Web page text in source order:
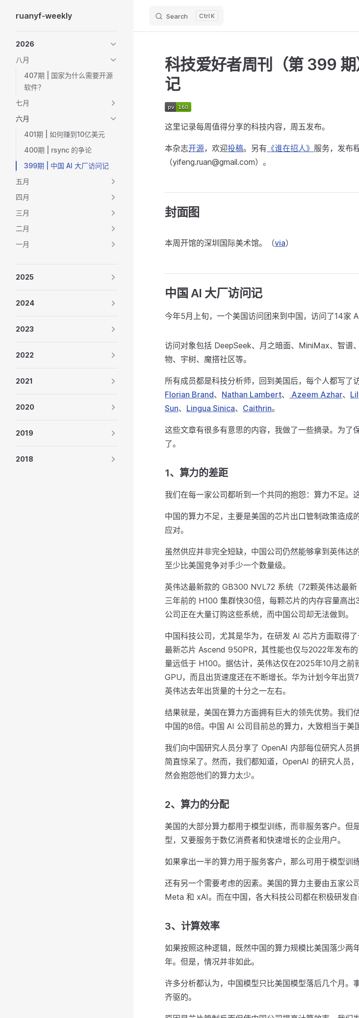
Skip to content
ruanyf-weekly Search K
2026
八月
407期 | 国家为什么需要开源
软件？
七月
六月
401期 | 如何赚到10亿美元
400期 | rsync 的争论
399期 | 中国 AI 大厂访问记
五月
四月
三月
二月
一月
2025
2024
2023
2022
2021
2020
2019
2018
科技爱好者周刊（第 399
记
这里记录每周值得分享的科技内容，周五发布。
本杂志开源，欢迎投稿。另有 《谁在招人》 服务，发布
（yifeng.ruan@gmail.com）。
封面图
本周开馆的深圳国际美术馆。（via）
中国 AI 大厂访问记
今年5月上旬，一个美国访问团来到中国，访问了14家
访问对象包括 DeepSeek、月之暗面、MiniMax、智谱
物、宇树、魔搭社区等。
所有成员都是科技分析师，回到美国后，每个人都写了
Florian Brand、 Nathan Lambert、 Azeem Azhar、
Sun、 Lingua Sinica、 Caithrin。
这些文章有很多有意思的内容，我做了一些摘录。为了
了。
1、算力的差距
我们在每一家公司都听到一个共同的抱怨：算力不足。
中国的算力不足，主要是美国的芯片出口管制政策造成
应对。
虽然供应并非完全短缺，中国公司仍然能够拿到英伟
至少比美国竞争对手少一个数量级。
英伟达最新款的 GB300 NVL72 系统（72颗英伟达最
三年前的 H100 集群快30倍，每颗芯片的内存容量高
公司正在大量订购这些系统，而中国公司却无法做到。
中国科技公司，尤其是华为，在研发 AI 芯片方面取得
最新芯片 Ascend 950PR，其性能也仅与2022年发布
量远低于 H100。据估计，英伟达仅在2025年10月之
GPU，而且出货速度还在不断增长。华为计划今年出
英伟达去年出货量的十分之一左右。
结果就是，美国在算力方面拥有巨大的领先优势。我们
中国的8倍。中国 AI 公司目前总的算力，大致相当于美
我们向中国研究人员分享了 OpenAI 内部每位研究人员
简直惊呆了。然而，我们都知道，OpenAI 的研究人员
然会抱怨他们的算力太少。
2、算力的分配
美国的大部分算力都用于模型训练，而非服务客户。但
型，又要服务于数亿消费者和快速增长的企业用户。
如果拿出一半的算力用于服务客户，那么可用于模型训
还有另一个需要考虑的因素。美国的算力主要由五家公
Meta 和 xAI。而在中国，各大科技公司都在积极研发自
3、计算效率
如果按照这种逻辑，既然中国的算力规模比美国落少两
年。但是，情况并非如此。
许多分析都认为，中国模型只比美国模型落后几个月。
齐驱的。